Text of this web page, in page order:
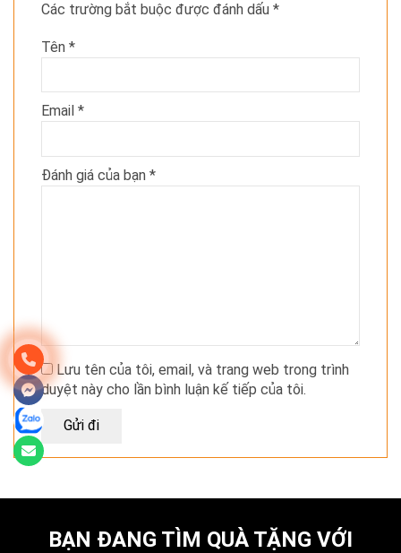
Các trường bắt buộc được đánh dấu *
Tên *
Email *
Đánh giá của bạn *
Lưu tên của tôi, email, và trang web trong trình
duyệt này cho lần bình luận kế tiếp của tôi.
BẠN ĐANG TÌM QUÀ TẶNG VỚI